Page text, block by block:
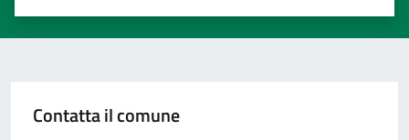
Valuta 5 stelle su 5
Valuta 4 stelle su 5
Valuta 3 stelle su 5
Valuta 2 stelle su 5
Valuta 1 stelle su 5
Contatta il comune